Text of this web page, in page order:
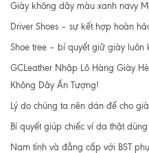
Giày không dây màu xanh navy
Driver Shoes – sự kết hợp hoàn
Shoe tree – bí quyết giữ giày luôn
GCLeather Nhập Lô Hàng Giày
Không Dây Ấn Tượng!
Lý do chúng ta nên dán đế cho
Bí quyết giúp chiếc ví da thật
Nam tính và đẳng cấp với BST